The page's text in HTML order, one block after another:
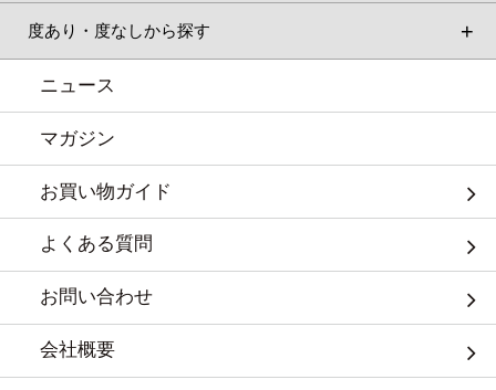
度あり・度なしから探す
ニュース
マガジン
お買い物ガイド
よくある質問
お問い合わせ
会社概要